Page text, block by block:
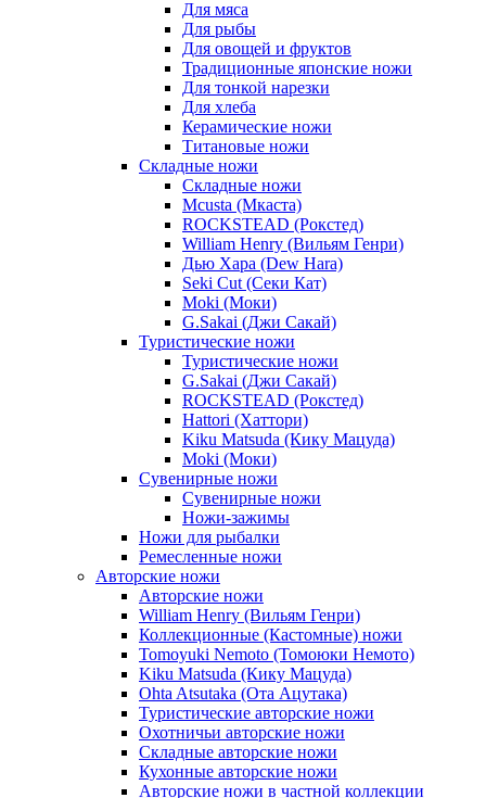
Для мяса
Для рыбы
Для овощей и фруктов
Традиционные японские ножи
Для тонкой нарезки
Для хлеба
Керамические ножи
Титановые ножи
Складные ножи
Складные ножи
Mcusta (Мкаста)
ROCKSTEAD (Рокстед)
William Henry (Вильям Генри)
Дью Хара (Dew Hara)
Seki Cut (Секи Кат)
Moki (Моки)
G.Sakai (Джи Сакай)
Туристические ножи
Туристические ножи
G.Sakai (Джи Сакай)
ROCKSTEAD (Рокстед)
Hattori (Хаттори)
Kiku Matsuda (Кику Мацуда)
Moki (Моки)
Сувенирные ножи
Сувенирные ножи
Ножи-зажимы
Ножи для рыбалки
Ремесленные ножи
Авторские ножи
Авторские ножи
William Henry (Вильям Генри)
Коллекционные (Кастомные) ножи
Tomoyuki Nemoto (Томоюки Немото)
Kiku Matsuda (Кику Мацуда)
Ohta Atsutaka (Ота Ацутака)
Туристические авторские ножи
Охотничьи авторские ножи
Складные авторские ножи
Кухонные авторские ножи
Авторские ножи в частной коллекции